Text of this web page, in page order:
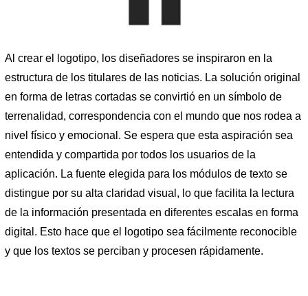
Al crear el logotipo, los diseñadores se inspiraron en la
estructura de los titulares de las noticias. La solución original
en forma de letras cortadas se convirtió en un símbolo de
terrenalidad, correspondencia con el mundo que nos rodea a
nivel físico y emocional. Se espera que esta aspiración sea
entendida y compartida por todos los usuarios de la
aplicación. La fuente elegida para los módulos de texto se
distingue por su alta claridad visual, lo que facilita la lectura
de la información presentada en diferentes escalas en forma
digital. Esto hace que el logotipo sea fácilmente reconocible
y que los textos se perciban y procesen rápidamente.